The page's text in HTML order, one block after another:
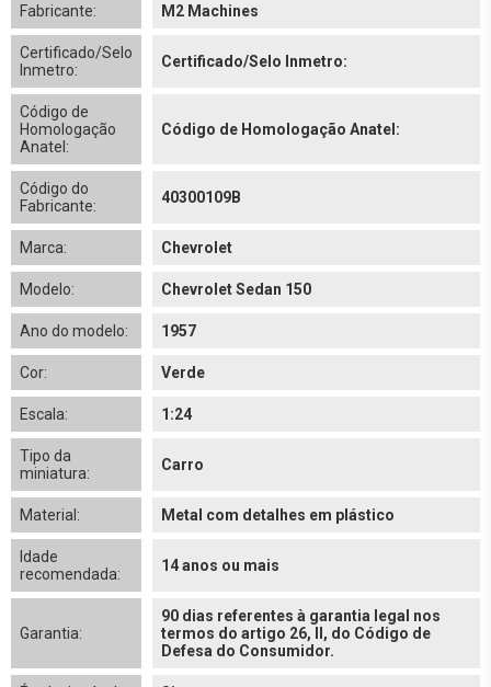
Fabricante: M2 Machines
Certificado/Selo
Inmetro:
Certificado/Selo Inmetro:
Código de
Homologação
Anatel:
Código de Homologação Anatel:
Código do
Fabricante:
40300109B
Marca: Chevrolet
Modelo: Chevrolet Sedan 150
Ano do modelo: 1957
Cor: Verde
Escala: 1:24
Tipo da
miniatura:
Carro
Material: Metal com detalhes em plástico
Idade
recomendada:
14 anos ou mais
Garantia:
90 dias referentes à garantia legal nos
termos do artigo 26, II, do Código de
Defesa do Consumidor.